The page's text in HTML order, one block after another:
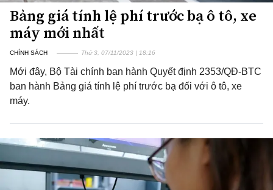
Bảng giá tính lệ phí trước bạ ô tô, xe
máy mới nhất
CHÍNH SÁCH Thứ 3, 07/11/2023 | 18:16
Mới đây, Bộ Tài chính ban hành Quyết định 2353/QĐ-BTC
ban hành Bảng giá tính lệ phí trước bạ đối với ô tô, xe
máy.